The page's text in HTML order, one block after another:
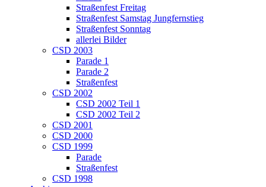
Straßenfest Freitag
Straßenfest Samstag Jungfernstieg
Straßenfest Sonntag
allerlei Bilder
CSD 2003
Parade 1
Parade 2
Straßenfest
CSD 2002
CSD 2002 Teil 1
CSD 2002 Teil 2
CSD 2001
CSD 2000
CSD 1999
Parade
Straßenfest
CSD 1998